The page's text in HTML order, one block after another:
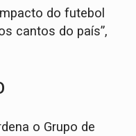
do futebol
cantos do país”,
o Grupo de